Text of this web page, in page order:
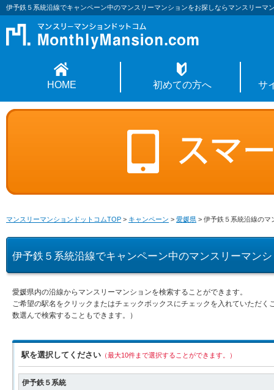
伊予鉄５系統沿線でキャンペーン中のマンスリーマンションをお探しならマンスリーマ
HOME 初めての方へ サ
マンスリーマンションドットコムTOP > キャンペーン > 愛媛県 > 伊予鉄５系統沿線のマ
伊予鉄５系統沿線でキャンペーン中のマンスリーマン
愛媛県内の沿線からマンスリーマンションを検索することができます。
ご希望の駅名をクリックまたはチェックボックスにチェックを入れていただ
数選んで検索することもできます。）
駅を選択してください （最大10件まで選択することができます。）
伊予鉄５系統